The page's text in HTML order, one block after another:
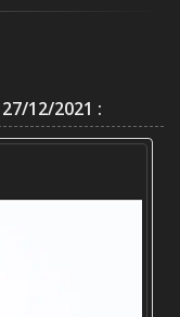
27/12/2021 :